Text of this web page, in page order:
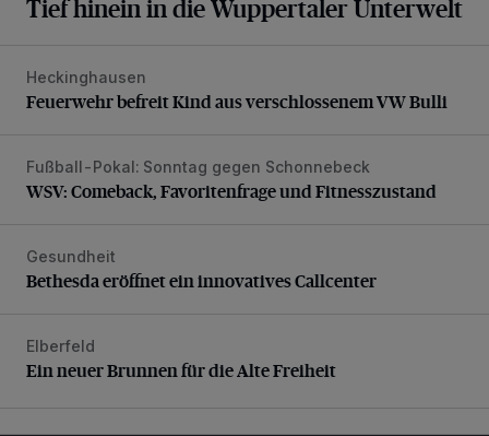
Tief hinein in die Wuppertaler Unterwelt
Feuerwehr befreit Kind aus verschlossenem VW Bulli
Heckinghausen
Feuerwehr befreit Kind aus verschlossenem VW Bulli
WSV: Comeback, Favoritenfrage und Fitnesszustand
Fußball-Pokal: Sonntag gegen Schonnebeck
WSV: Comeback, Favoritenfrage und Fitnesszustand
Bethesda eröffnet ein innovatives Callcenter
Gesundheit
Bethesda eröffnet ein innovatives Callcenter
Ein neuer Brunnen für die Alte Freiheit
Elberfeld
Ein neuer Brunnen für die Alte Freiheit